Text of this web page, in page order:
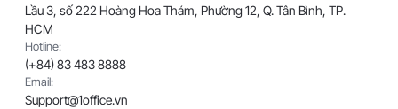
Lầu 3, số 222 Hoàng Hoa Thám, Phường 12, Q. Tân Bình, TP.
HCM
Hotline:
(+84) 83 483 8888
Email:
Support@1office.vn